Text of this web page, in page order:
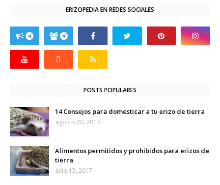
ERIZOPEDIA EN REDES SOCIALES
POSTS POPULARES
14 Consejos para domesticar a tu erizo de tierra
agosto 20, 2017
Alimentos permitidos y prohibidos para erizos de
tierra
julio 15, 2017